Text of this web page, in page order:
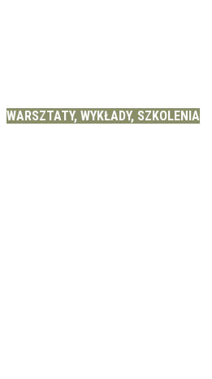
WARSZTATY, WYKŁADY, SZKOLENIA